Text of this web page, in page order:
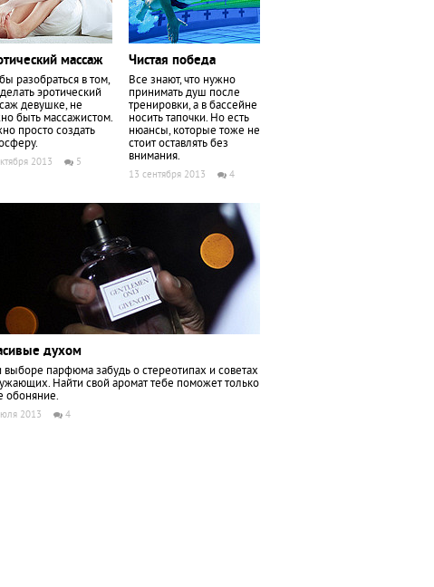
массаж
разобраться в том,
эротический
девушке, не
быть массажистом.
просто создать
2013 5
Чистая победа
Все знают, что нужно
принимать душ после
тренировки, а в бассейне
носить тапочки. Но есть
нюансы, которые тоже не
стоит оставлять без
внимания.
13 сентября 2013 4
духом
выборе парфюма забудь о стереотипах и советах
Найти свой аромат тебе поможет только
обоняние.
2013 4